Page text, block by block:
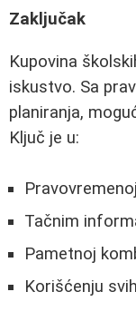
Zaključak
Kupovina
iskustvo. Sa
planiranja,
Ključ je u:
Tačnim
Pametnoj
Korišćenju